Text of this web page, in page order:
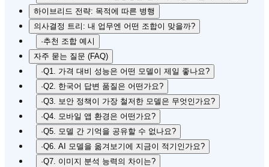
하이브리드 전략: 목적에 따른 병행
의사결정 트리: 내 업무엔 어떤 조합이 맞을까?
·추천 조합 예시
자주 묻는 질문 (FAQ)
·Q1. 가격 대비 성능은 어떤 모델이 제일 좋나요?
·Q2. 한국어 답변 품질은 어떤가요?
·Q3. 보안 정책이 가장 철저한 모델은 무엇인가요?
·Q4. 모바일 앱 환경은 어떤가요?
·Q5. 모델 간 기억을 공유할 수 없나요?
·Q6. AI 모델을 옮겨보기에 지금이 적기인가요?
·Q7. 이미지 분석 능력의 차이는?